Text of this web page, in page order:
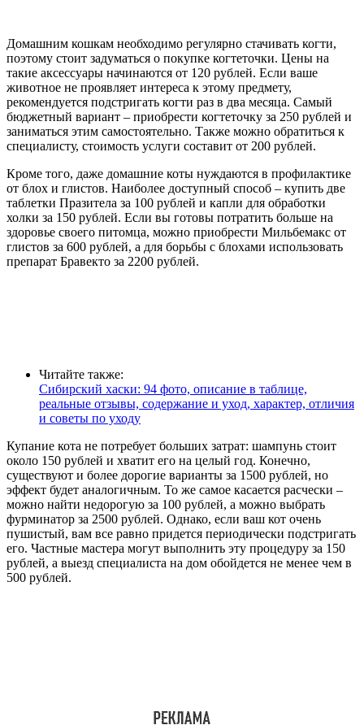
Домашним кошкам необходимо регулярно стачивать когти,
поэтому стоит задуматься о покупке когтеточки. Цены на
такие аксессуары начинаются от 120 рублей. Если ваше
животное не проявляет интереса к этому предмету,
рекомендуется подстригать когти раз в два месяца. Самый
бюджетный вариант – приобрести когтеточку за 250 рублей и
заниматься этим самостоятельно. Также можно обратиться к
специалисту, стоимость услуги составит от 200 рублей.
Кроме того, даже домашние коты нуждаются в профилактике
от блох и глистов. Наиболее доступный способ – купить две
таблетки Празитела за 100 рублей и капли для обработки
холки за 150 рублей. Если вы готовы потратить больше на
здоровье своего питомца, можно приобрести Мильбемакс от
глистов за 600 рублей, а для борьбы с блохами использовать
препарат Бравекто за 2200 рублей.
Читайте также:
Сибирский хаски: 94 фото, описание в таблице,
реальные отзывы, содержание и уход, характер, отличия
и советы по уходу
Купание кота не потребует больших затрат: шампунь стоит
около 150 рублей и хватит его на целый год. Конечно,
существуют и более дорогие варианты за 1500 рублей, но
эффект будет аналогичным. То же самое касается расчески –
можно найти недорогую за 100 рублей, а можно выбрать
фурминатор за 2500 рублей. Однако, если ваш кот очень
пушистый, вам все равно придется периодически подстригать
его. Частные мастера могут выполнить эту процедуру за 150
рублей, а выезд специалиста на дом обойдется не менее чем в
500 рублей.